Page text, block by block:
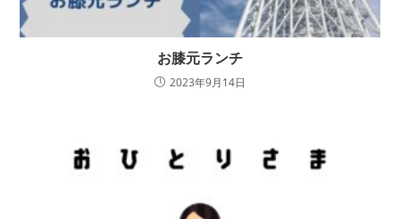
お膝元ランチ
2023年9月14日